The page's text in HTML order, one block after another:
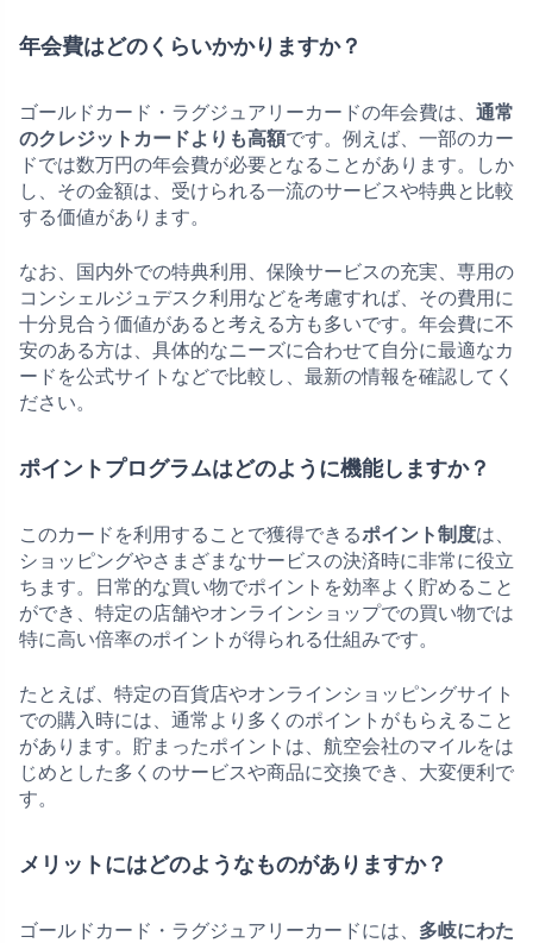
年会費はどのくらいかかりますか？
ゴールドカード・ラグジュアリーカードの年会費は、 通常
のクレジットカードよりも高額です。例えば、一部のカー
ドでは数万円の年会費が必要となることがあります。しか
し、その金額は、受けられる一流のサービスや特典と比較
する価値があります。
なお、国内外での特典利用、保険サービスの充実、専用の
コンシェルジュデスク利用などを考慮すれば、その費用に
十分見合う価値があると考える方も多いです。年会費に不
安のある方は、具体的なニーズに合わせて自分に最適なカ
ードを公式サイトなどで比較し、最新の情報を確認してく
ださい。
ポイントプログラムはどのように機能しますか？
このカードを利用することで獲得できるポイント制度は、
ショッピングやさまざまなサービスの決済時に非常に役立
ちます。日常的な買い物でポイントを効率よく貯めること
ができ、特定の店舗やオンラインショップでの買い物では
特に高い倍率のポイントが得られる仕組みです。
たとえば、特定の百貨店やオンラインショッピングサイト
での購入時には、通常より多くのポイントがもらえること
があります。貯まったポイントは、航空会社のマイルをは
じめとした多くのサービスや商品に交換でき、大変便利で
す。
メリットにはどのようなものがありますか？
ゴールドカード・ラグジュアリーカードには、 多岐にわた